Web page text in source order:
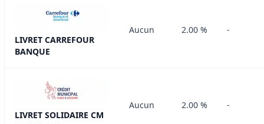
LIVRET CARREFOUR
BANQUE
Aucun 2.00 % -
LIVRET SOLIDAIRE CM
Aucun 2.00 % -